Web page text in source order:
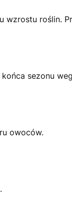
roślin.
sezonu
owoców.